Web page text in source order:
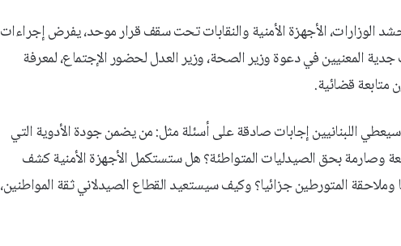
حشد الوزارات، الأجهزة الأمنية والنقابات تحت سقف قرار موحد، يفرض إجراءات
المعنيين في دعوة وزير الصحة، وزير العدل لحضور الإجتماع، لمعرفة
متابعة قضائية.
سيعطي اللبنانيين إجابات صادقة على أسئلة مثل: من يضمن جودة الأدوية التي
بحق الصيدليات المتواطئة؟ هل ستستكمل الأجهزة الأمنية كشف
المتورطين جزائيا؟ وكيف سيستعيد القطاع الصيدلاني ثقة المواطنين،